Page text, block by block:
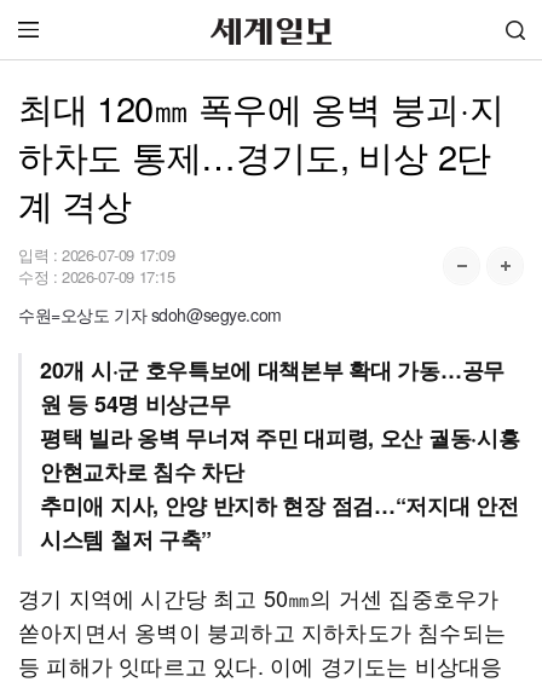
최대 120㎜ 폭우에 옹벽 붕괴·지
하차도 통제…경기도, 비상 2단
계 격상
입력 : 2026-07-09 17:09
수정 : 2026-07-09 17:15
수원=오상도 기자 sdoh@segye.com
20개 시·군 호우특보에 대책본부 확대 가동…공무
원 등 54명 비상근무
평택 빌라 옹벽 무너져 주민 대피령, 오산 궐동·시흥
안현교차로 침수 차단
추미애 지사, 안양 반지하 현장 점검…“저지대 안전
시스템 철저 구축”
경기 지역에 시간당 최고 50㎜의 거센 집중호우가
쏟아지면서 옹벽이 붕괴하고 지하차도가 침수되는
등 피해가 잇따르고 있다. 이에 경기도는 비상대응